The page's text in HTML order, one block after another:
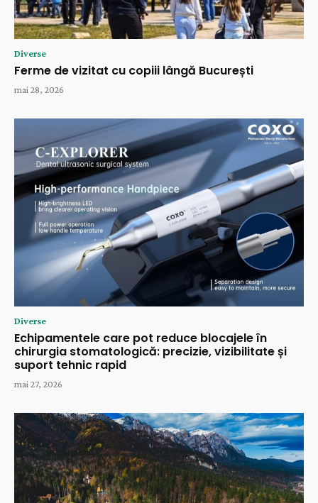
Diverse
Ferme de vizitat cu copiii lângă București
mai 28, 2026
Diverse
Echipamentele care pot reduce blocajele în
chirurgia stomatologică: precizie, vizibilitate și
suport tehnic rapid
mai 27, 2026